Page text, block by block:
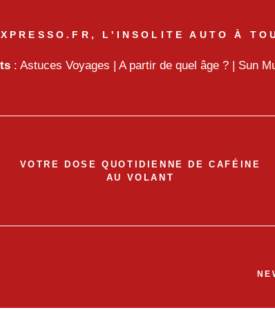
L'INSOLITE AUTO À
: Astuces Voyages | A partir de quel âge ? | Sun
VOTRE DOSE QUOTIDIENNE DE CAFÉINE
AU VOLANT